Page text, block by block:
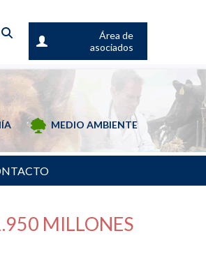
Área de
asociados
MEDIO AMBIENTE
MILLONES